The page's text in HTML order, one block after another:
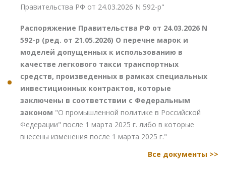
Правительства РФ от 24.03.2026 N 592-р"
Распоряжение Правительства РФ от 24.03.2026 N
592-р (ред. от 21.05.2026) О перечне марок и
моделей допущенных к использованию в
качестве легкового такси транспортных
средств, произведенных в рамках специальных
инвестиционных контрактов, которые
заключены в соответствии с Федеральным
законом "О промышленной политике в Российской
Федерации" после 1 марта 2025 г. либо в которые
внесены изменения после 1 марта 2025 г."
Все документы >>